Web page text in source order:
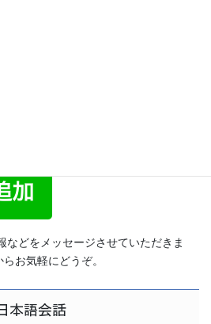
などをメッセージさせていただきま
お気軽にどうぞ。
本語会話